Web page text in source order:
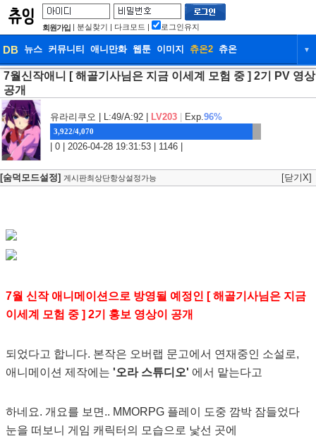
회원가입 | 분실찾기 | 다크모드 | 로그인유지
DB 뉴스 커뮤니티 애니만화 웹툰 이미지 츄온2 츄온 ▼
DB 뉴스 커뮤니티 애니만화
웹툰
7월신작애니 [ 해골기사님은 지금 이세계 모험 중 ] 2기 PV 영상
공개
유라리쿠오 | L:49/A:92 | LV203 Exp.96%
3,922/4,070
| 0 | 2026-04-28 19:31:53 | 1146 |
[숨덕모드설정] 게시판최상단항상설정가능 [닫기X]
7월 신작 애니메이션으로 방영될 예정인 [ 해골기사님은 지금
이세계 모험 중 ] 2기 홍보 영상이 공개
되었다고 합니다. 본작은 오버랩 문고에서 연재중인 소설로,
애니메이션 제작에는 '오라 스튜디오' 에서 맡는다고
하네요. 개요를 보면.. MMORPG 플레이 도중 깜박 잠들었다
눈을 떠보니 게임 캐릭터의 모습으로 낯선 곳에